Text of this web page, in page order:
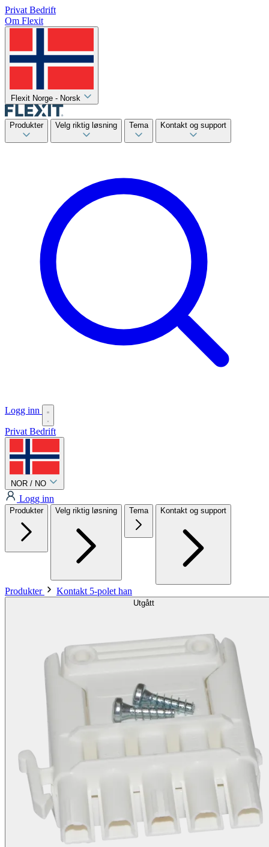
Privat Bedrift
Om Flexit
Flexit Norge - Norsk
Produkter Velg riktig løsning Tema Kontakt og support
Logg inn
Privat Bedrift
NOR / NO
Logg inn
Produkter Velg riktig løsning Tema Kontakt og support
Produkter Kontakt 5-polet han
Utgått